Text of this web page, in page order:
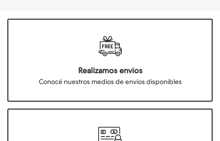
Realizamos envios
Conocé nuestros medios de envios disponibles